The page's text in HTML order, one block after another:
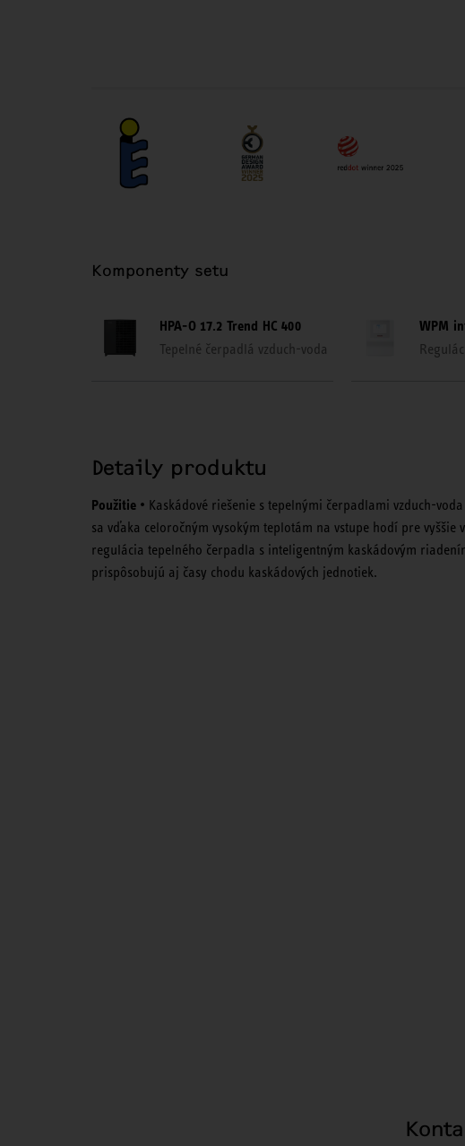
Komponenty setu
HPA-O 17.2 Trend HC 400
Tepelné čerpadlá vzduch-voda
WPM
Detaily produktu
Použitie • Kaskádové riešenie s tepelnými čerpadlami vzduch-
sa vďaka celoročným vysokým teplotám na vstupe hodí pre vyššie
regulácia tepelného čerpadla s inteligentným kaskádovým
prispôsobujú aj časy chodu kaskádových jednotiek.